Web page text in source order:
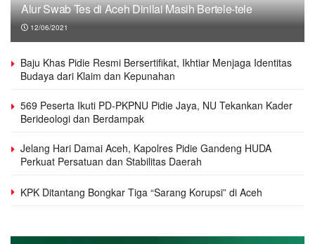
Alur Swab Tes di Aceh Dinilai Masih Bertele-tele
12/06/2021
Baju Khas Pidie Resmi Bersertifikat, Ikhtiar Menjaga Identitas
Budaya dari Klaim dan Kepunahan
569 Peserta Ikuti PD-PKPNU Pidie Jaya, NU Tekankan Kader
Berideologi dan Berdampak
Jelang Hari Damai Aceh, Kapolres Pidie Gandeng HUDA
Perkuat Persatuan dan Stabilitas Daerah
KPK Ditantang Bongkar Tiga “Sarang Korupsi” di Aceh